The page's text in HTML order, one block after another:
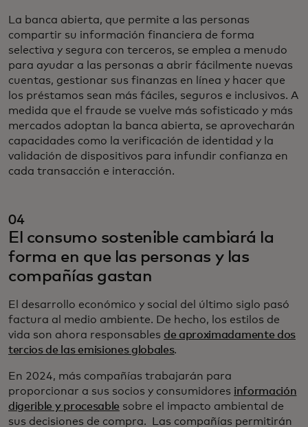
La banca abierta, que permite a las personas
compartir su información financiera de forma
selectiva y segura con terceros, se emplea a menudo
para ayudar a las personas a abrir fácilmente nuevas
cuentas, gestionar sus finanzas en línea y hacer que
los préstamos sean más fáciles, seguros e inclusivos. A
medida que el fraude se vuelve más sofisticado y más
mercados adoptan la banca abierta, se aprovecharán
capacidades como la verificación de identidad y la
validación de dispositivos para infundir confianza en
cada transacción e interacción.
04
El consumo sostenible cambiará la
forma en que las personas y las
compañías gastan
El desarrollo económico y social del último siglo pasó
factura al medio ambiente. De hecho, los estilos de
vida son ahora responsables de aproximadamente dos
tercios de las emisiones globales.
En 2024, más compañías trabajarán para
proporcionar a sus socios y consumidores información
digerible y procesable sobre el impacto ambiental de
sus decisiones de compra. Las compañías permitirán